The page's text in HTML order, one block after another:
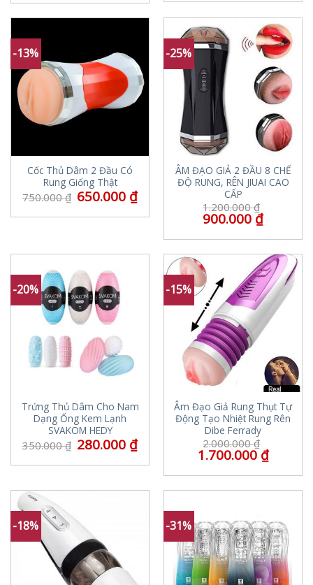
-13%
Cốc Thủ Dâm 2 Đầu Có
Rung Giống Thật
750.000₫ 650.000 ₫
-25%
ÂM ĐẠO GIẢ 2 ĐẦU 8 CHẾ
ĐỘ RUNG, RÊN JIUAI CAO
CẤP
1.200.000₫
900.000₫
-20%
Trứng Thủ Dâm Cho Nam
Dạng Ống Kem Lạnh
SVAKOM HEDY
350.000₫ 280.000 ₫
-15%
Âm Đạo Giả Rung Thụt Tự
Động Tạo Nhiệt Rung Rên
Dibe Ferrady
2.000.000₫
1.700.000₫
-18% -31%